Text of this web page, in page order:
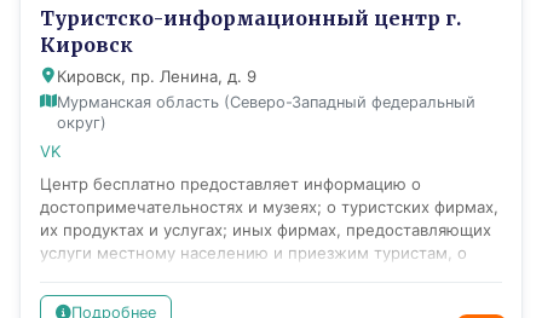
изготовление буклетов, карт и другой справочной
информации об Алтайском крае.
Туристско-информационный центр г.
Кировск
Кировск, пр. Ленина, д. 9
Мурманская область (Северо-Западный федеральный
округ)
VK
Центр бесплатно предоставляет информацию о
достопримечательностях и музеях; о туристских фирмах,
их продуктах и услугах; иных фирмах, предоставляющих
услуги местному населению и приезжим туристам, о
·средствах досуга и отдыха; событийных мероприятиях
Подробнее